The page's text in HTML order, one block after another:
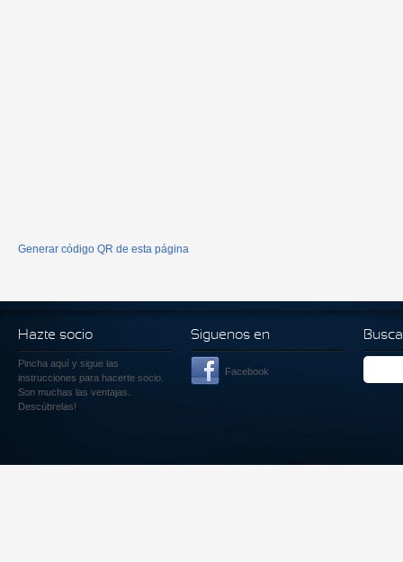
Generar código QR de esta página
Hazte socio
Pincha aquí y sigue las
instrucciones para hacerte socio.
Son muchas las ventajas.
Descúbrelas!
Siguenos en
Facebook